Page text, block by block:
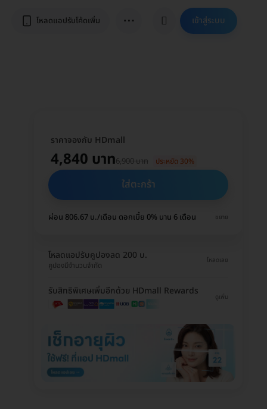
โหลดแอปรับโค้ดเพิ่ม ⋯ เข้าสู่ระบบ
ราคาจองกับ HDmall
4,840 บาท6,900 บาท ประหยัด 30%
ใส่ตะกร้า
ผ่อน 806.67 บ./เดือน ดอกเบี้ย 0% นาน 6 เดือน ขยาย
โหลดแอปรับคูปองลด 200 บ.
คูปองมีจำนวนจำกัด
โหลดเลย
รับสิทธิพิเศษเพิ่มอีกด้วย HDmall Rewards
ดูเพิ่ม